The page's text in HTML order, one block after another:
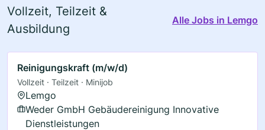
Vollzeit, Teilzeit &
Ausbildung
Alle Jobs in Lemgo
Reinigungskraft (m/w/d)
Vollzeit · Teilzeit · Minijob
Lemgo
Weder GmbH Gebäudereinigung Innovative
Dienstleistungen